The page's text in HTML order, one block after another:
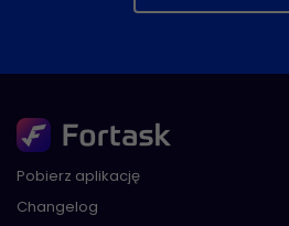
Pobierz aplikację
Changelog